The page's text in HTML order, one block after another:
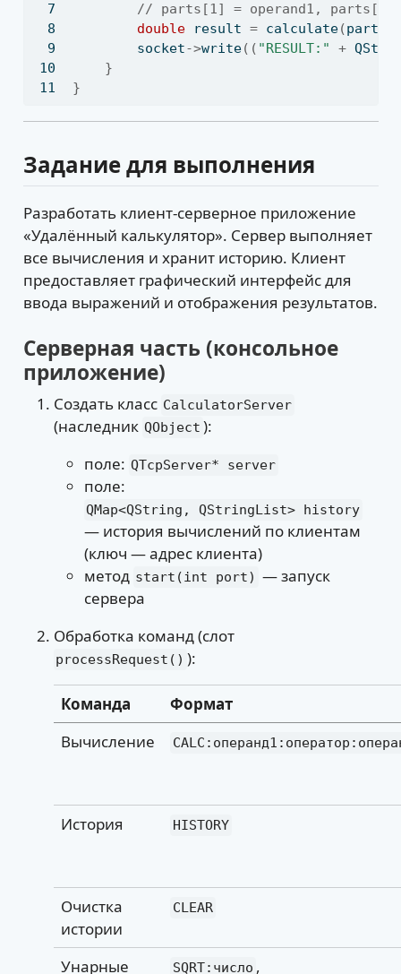
// parts[1] = operand1, parts[2]
double result = calculate(parts
        socket
->write(( "RESULT:" +
}
}
Задание для выполнения
Разработать клиент-серверное приложение
«Удалённый калькулятор». Сервер выполняет
все вычисления и хранит историю. Клиент
предоставляет графический интерфейс для
ввода выражений и отображения результатов.
Серверная часть (консольное
приложение)
Создать класс CalculatorServer
(наследник QObject ):
поле: QTcpServer* server
поле:
QMap<QString, QStringList> history
— история вычислений по клиентам
(ключ — адрес клиента)
метод start(int port) — запуск
сервера
Обработка команд (слот
processRequest() ):
Команда
Формат
Вычисление
История HISTORY
Очистка
истории
CLEAR
Унарные SQRT:число ,